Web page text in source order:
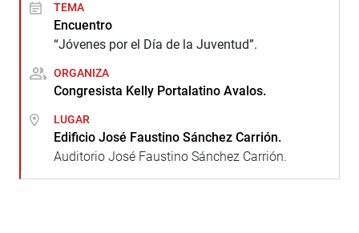
TEMA
Encuentro
“Jóvenes por el Día de la Juventud”.
ORGANIZA
Congresista Kelly Portalatino Avalos.
LUGAR
Edificio José Faustino Sánchez Carrión.
Auditorio José Faustino Sánchez Carrión.